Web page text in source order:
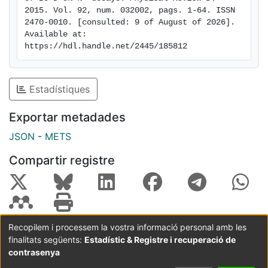
2015. Vol. 92, num. 032002, pags. 1-64. ISSN
2470-0010. [consulted: 9 of August of 2026].
Available at:
https://hdl.handle.net/2445/185812
Estadístiques
Exportar metadades
JSON - METS
Compartir registre
Coordinació:CRAI UB Avís legal
Metadades
subjectes a:
Recopilem i processem la vostra informació personal amb les
finalitats següents: Estadístic & Registre i recuperació de
contrasenya